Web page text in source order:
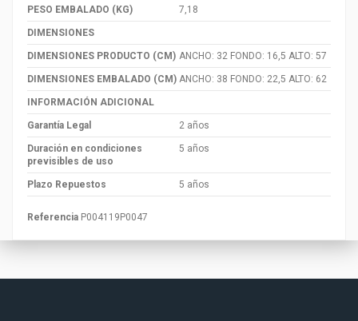
PESO EMBALADO (KG) 7,18
DIMENSIONES
DIMENSIONES PRODUCTO (CM) ANCHO: 32 FONDO: 16,5 ALTO: 57
DIMENSIONES EMBALADO (CM) ANCHO: 38 FONDO: 22,5 ALTO: 62
INFORMACIÓN ADICIONAL
Garantía Legal 2 años
Duración en condiciones
previsibles de uso
5 años
Plazo Repuestos 5 años
Referencia P004119P0047